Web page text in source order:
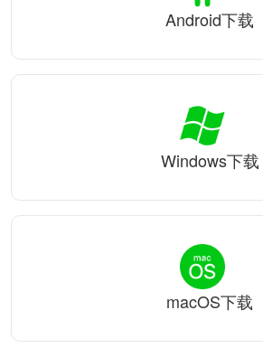
Android下载
Windows下载
macOS下载